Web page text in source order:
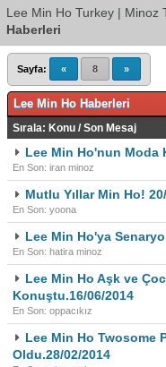
Lee Min Ho Turkey | Minoz
Haberleri
Sayfa: « 8 »
Lee Min Ho Haberleri
Sırala: Konu / Son Mesaj
Lee Min Ho'nun Moda
En Son: iran minoz
Mutlu Yıllar Min Ho!
En Son: yoona
Lee Min Ho'ya Senaryo
En Son: hatira minoz
Lee Min Ho Aşk ve
Konuştu.16/06/2014
En Son: oppacıkız
Lee Min Ho Twosome
Oldu.28/02/2014